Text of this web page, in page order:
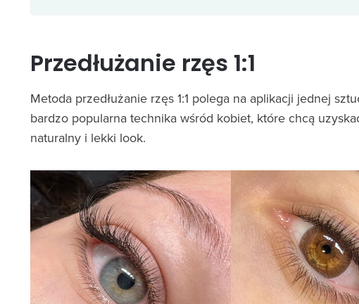
Przedłużanie rzęs 1:1
Metoda przedłużanie rzęs 1:1 polega na aplikacji jednej
bardzo popularna technika wśród kobiet, które chcą
naturalny i lekki look.